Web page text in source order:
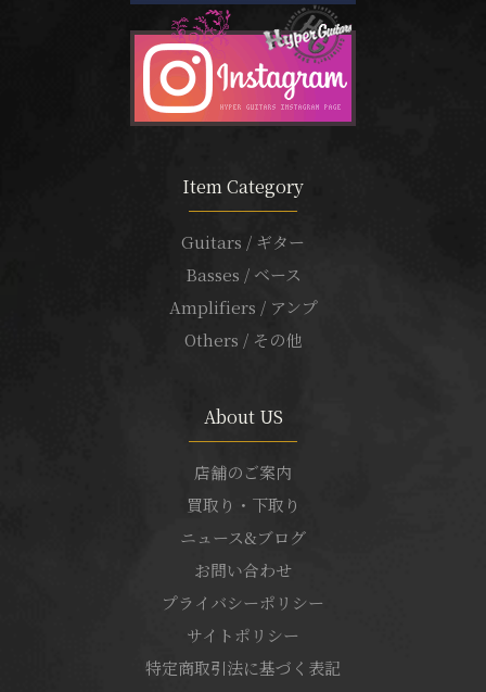
Item Category
Guitars / ギター
Basses / ベース
Amplifiers / アンプ
Others / その他
About US
店舗のご案内
買取り・下取り
ニュース&ブログ
お問い合わせ
プライバシーポリシー
サイトポリシー
特定商取引法に基づく表記